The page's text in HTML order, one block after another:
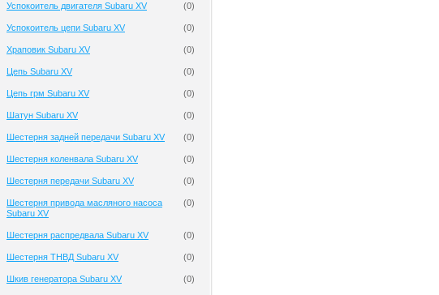
Успокоитель двигателя Subaru XV (0)
Успокоитель цепи Subaru XV (0)
Храповик Subaru XV (0)
Цепь Subaru XV (0)
Цепь грм Subaru XV (0)
Шатун Subaru XV (0)
Шестерня задней передачи Subaru XV (0)
Шестерня коленвала Subaru XV (0)
Шестерня передачи Subaru XV (0)
Шестерня привода масляного насоса
Subaru XV
(0)
Шестерня распредвала Subaru XV (0)
Шестерня ТНВД Subaru XV (0)
Шкив генератора Subaru XV (0)